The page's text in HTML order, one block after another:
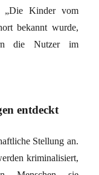
„Die Kinder vom
bekannt wurde,
die Nutzer im
entdeckt
Stellung an.
kriminalisiert,